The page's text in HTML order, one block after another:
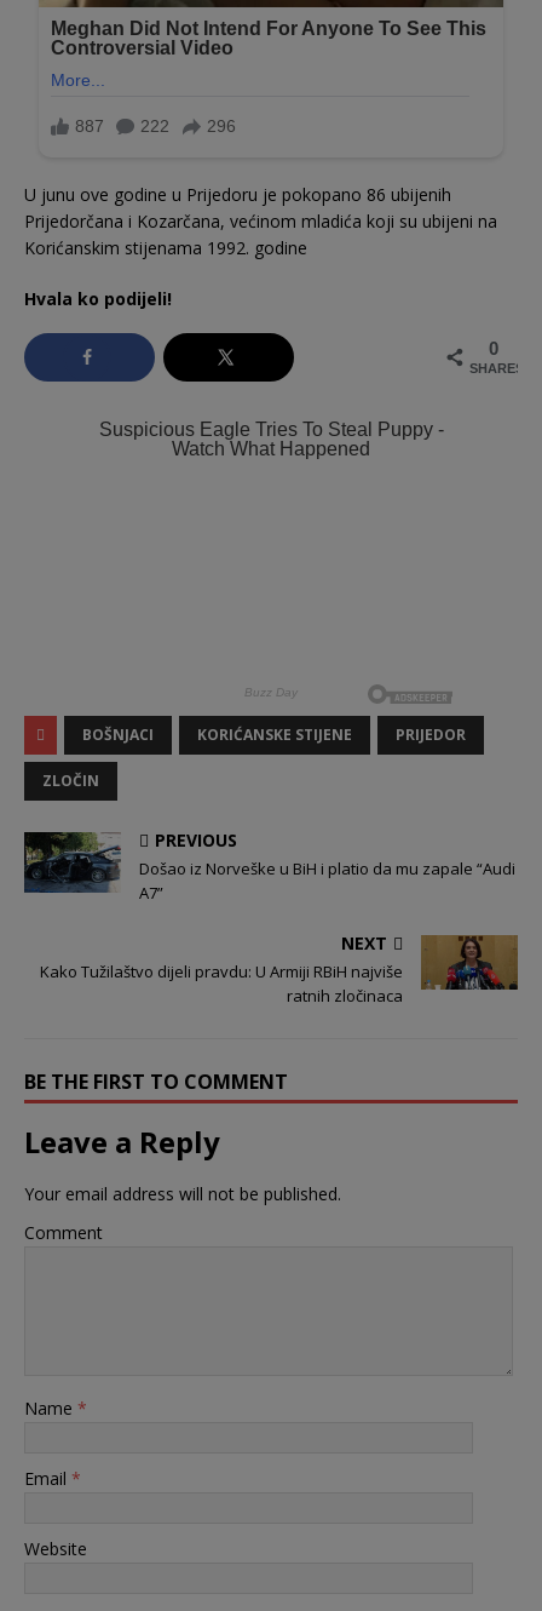
U junu ove godine u Prijedoru je pokopano 86 ubijenih
Prijedorčana i Kozarčana, većinom mladića koji su ubijeni na
Korićanskim stijenama 1992. godine
Hvala ko podijeli!
0
SHARES
BOŠNJACI KORIĆANSKE STIJENE PRIJEDOR
ZLOČIN
PREVIOUS
Došao iz Norveške u BiH i platio da mu zapale “Audi
A7”
NEXT
Kako Tužilaštvo dijeli pravdu: U Armiji RBiH najviše
ratnih zločinaca
BE THE FIRST TO COMMENT
Leave a Reply
Your email address will not be published.
Comment
Name *
Email *
Website